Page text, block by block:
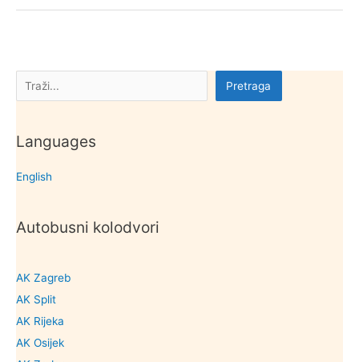
Pretraga Pretraga
Languages
English
Autobusni kolodvori
AK Zagreb
AK Split
AK Rijeka
AK Osijek
općine